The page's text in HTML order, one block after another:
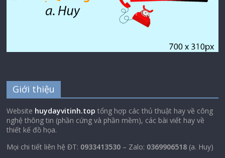
Giới thiệu
Website huydayvitinh.top tổng hợp các thủ thuật hay về công
nghệ thông tin (phần cứng và phần mềm), các bài viết hay về
thiết kế đồ họa.
Mọi chi tiết liên hệ ĐT: 0933413530 – Zalo: 0369906518 (a. Huy)